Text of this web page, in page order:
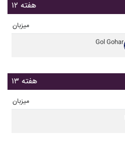
هفته ۱۲
میزبان
Gol Gohar
هفته ۱۳
میزبان